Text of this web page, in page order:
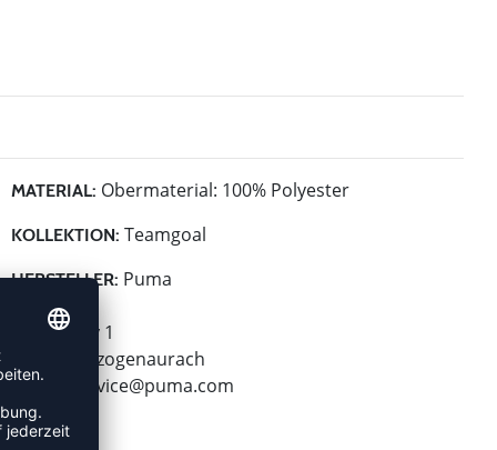
MATERIAL: Obermaterial: 100% Polyester
KOLLEKTION: Teamgoal
HERSTELLER: Puma
Puma SE
Puma Way 1
91074 Herzogenaurach
E-Mail:
service@puma.com